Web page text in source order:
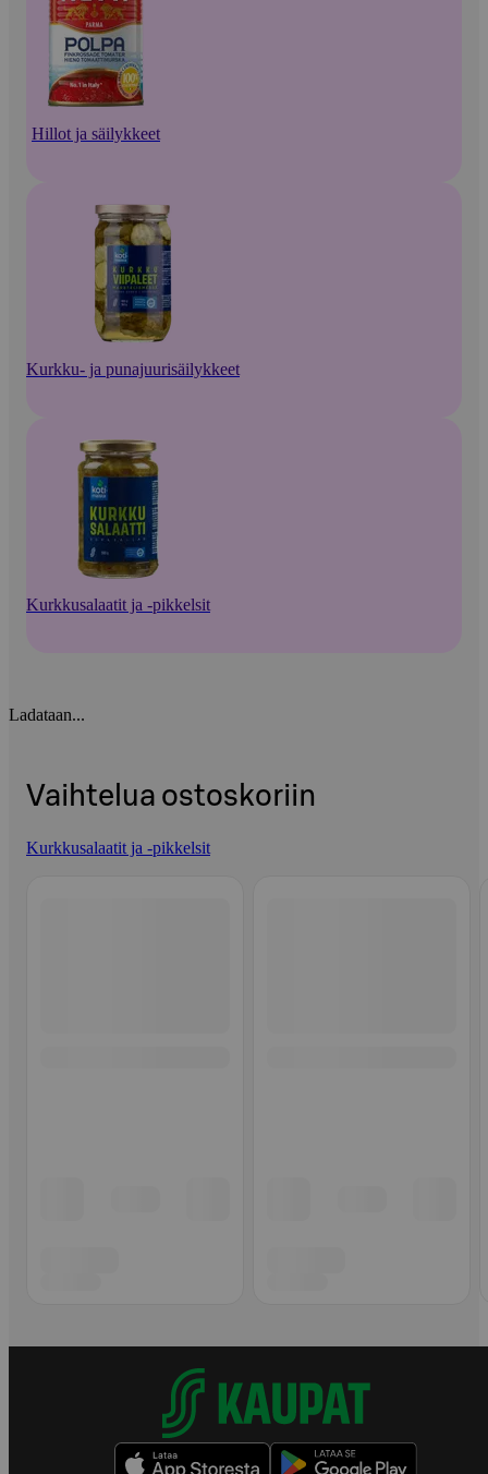
Hillot ja säilykkeet
Kurkku- ja punajuurisäilykkeet
Kurkkusalaatit ja -pikkelsit
Ladataan...
Vaihtelua ostoskoriin
Kurkkusalaatit ja -pikkelsit